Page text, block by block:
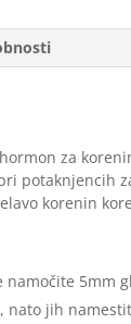
za
potaknjencih
korenin
namočite 5mm
nato jih